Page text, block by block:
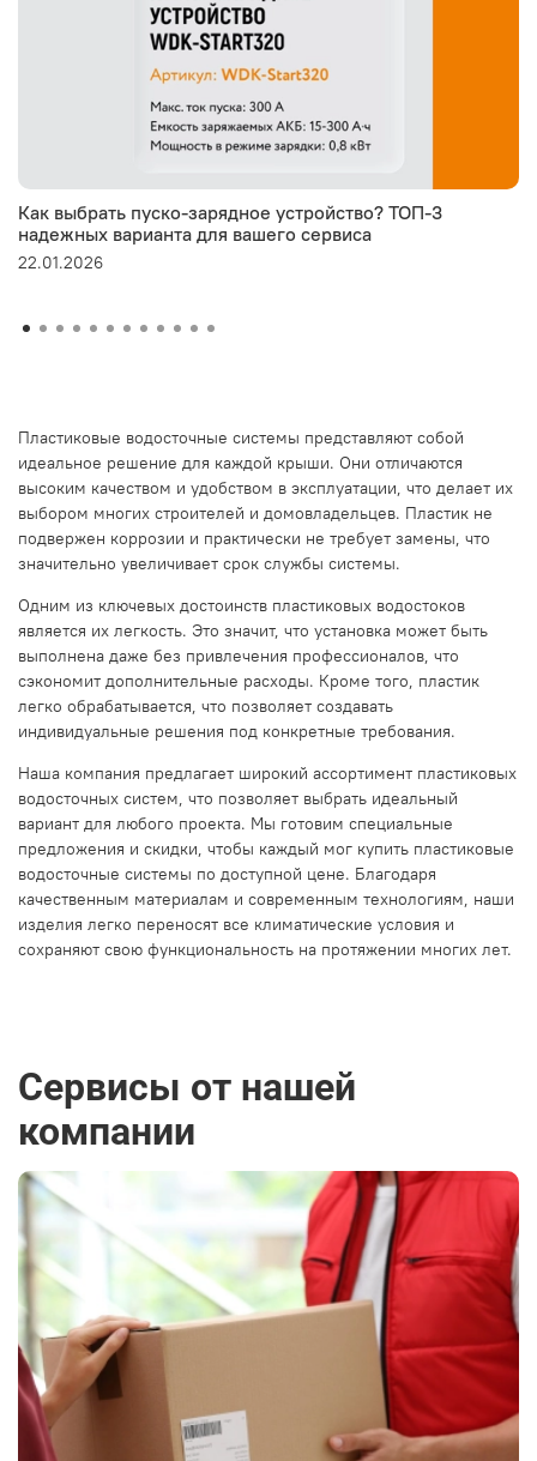
Как выбрать пуско-зарядное устройство? ТОП-3
надежных варианта для вашего сервиса
22.01.2026
Пластиковые водосточные системы представляют собой
идеальное решение для каждой крыши. Они отличаются
высоким качеством и удобством в эксплуатации, что делает их
выбором многих строителей и домовладельцев. Пластик не
подвержен коррозии и практически не требует замены, что
значительно увеличивает срок службы системы.
Одним из ключевых достоинств пластиковых водостоков
является их легкость. Это значит, что установка может быть
выполнена даже без привлечения профессионалов, что
сэкономит дополнительные расходы. Кроме того, пластик
легко обрабатывается, что позволяет создавать
индивидуальные решения под конкретные требования.
Наша компания предлагает широкий ассортимент пластиковых
водосточных систем, что позволяет выбрать идеальный
вариант для любого проекта. Мы готовим специальные
предложения и скидки, чтобы каждый мог купить пластиковые
водосточные системы по доступной цене. Благодаря
качественным материалам и современным технологиям, наши
изделия легко переносят все климатические условия и
сохраняют свою функциональность на протяжении многих лет.
Сервисы от нашей
компании